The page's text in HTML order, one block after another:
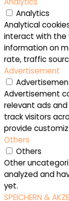
Analytics
Analytical
interact with the
information on
rate, traffic
Advertisement
Advertisement
relevant ads
track visitors
provide
Others
Others
Other
analyzed and
yet.
SPEICHERN &